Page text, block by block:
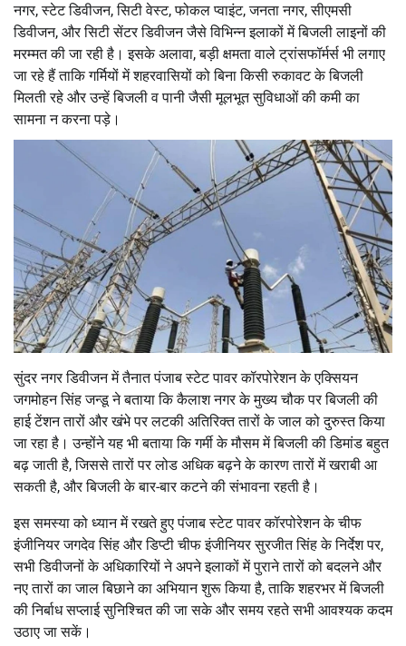
नगर, स्टेट डिवीजन, सिटी वेस्ट, फोकल प्वाइंट, जनता नगर, सीएमसी
डिवीजन, और सिटी सेंटर डिवीजन जैसे विभिन्न इलाकों में बिजली लाइनों की
मरम्मत की जा रही है। इसके अलावा, बड़ी क्षमता वाले ट्रांसफॉर्मर्स भी लगाए
जा रहे हैं ताकि गर्मियों में शहरवासियों को बिना किसी रुकावट के बिजली
मिलती रहे और उन्हें बिजली व पानी जैसी मूलभूत सुविधाओं की कमी का
सामना न करना पड़े।
सुंदर नगर डिवीजन में तैनात पंजाब स्टेट पावर कॉरपोरेशन के एक्सियन
जगमोहन सिंह जन्डू ने बताया कि कैलाश नगर के मुख्य चौक पर बिजली की
हाई टेंशन तारों और खंभे पर लटकी अतिरिक्त तारों के जाल को दुरुस्त किया
जा रहा है। उन्होंने यह भी बताया कि गर्मी के मौसम में बिजली की डिमांड बहुत
बढ़ जाती है, जिससे तारों पर लोड अधिक बढ़ने के कारण तारों में खराबी आ
सकती है, और बिजली के बार-बार कटने की संभावना रहती है।
इस समस्या को ध्यान में रखते हुए पंजाब स्टेट पावर कॉरपोरेशन के चीफ
इंजीनियर जगदेव सिंह और डिप्टी चीफ इंजीनियर सुरजीत सिंह के निर्देश पर,
सभी डिवीजनों के अधिकारियों ने अपने इलाकों में पुराने तारों को बदलने और
नए तारों का जाल बिछाने का अभियान शुरू किया है, ताकि शहरभर में बिजली
की निर्बाध सप्लाई सुनिश्चित की जा सके और समय रहते सभी आवश्यक कदम
उठाए जा सकें।